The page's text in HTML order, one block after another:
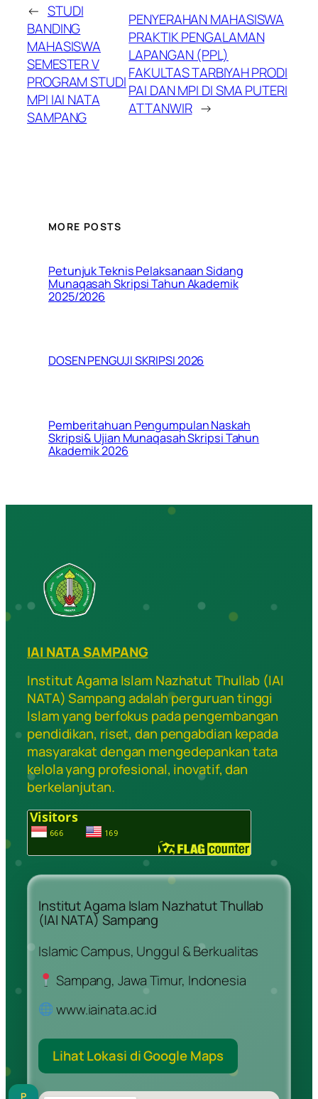
← STUDI
BANDING
MAHASISWA
SEMESTER V
PROGRAM STUDI
MPI IAI NATA
SAMPANG
PENYERAHAN MAHASISWA
PRAKTIK PENGALAMAN
LAPANGAN (PPL)
FAKULTAS TARBIYAH PRODI
PAI DAN MPI DI SMA PUTERI
ATTANWIR →
MORE POSTS
Petunjuk Teknis Pelaksanaan Sidang
Munaqasah Skripsi Tahun Akademik
2025/2026
DOSEN PENGUJI SKRIPSI 2026
Pemberitahuan Pengumpulan Naskah
Skripsi& Ujian Munaqasah Skripsi Tahun
Akademik 2026
IAI NATA SAMPANG
Institut Agama Islam Nazhatut Thullab (IAI
NATA) Sampang adalah perguruan tinggi
Islam yang berfokus pada pengembangan
pendidikan, riset, dan pengabdian kepada
masyarakat dengan mengedepankan tata
kelola yang profesional, inovatif, dan
berkelanjutan.
Institut Agama Islam Nazhatut Thullab
(IAI NATA) Sampang
Islamic Campus, Unggul & Berkualitas
Sampang, Jawa Timur, Indonesia
www.iainata.ac.id
Lihat Lokasi di Google Maps
P